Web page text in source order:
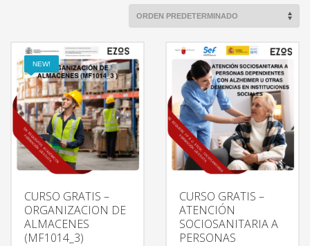
NEW!
CURSO GRATIS –
ORGANIZACION DE
ALMACENES
(MF1014_3)
CURSO GRATIS –
ATENCIÓN
SOCIOSANITARIA A
PERSONAS